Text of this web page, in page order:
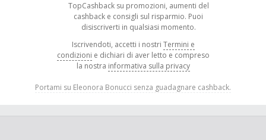
TopCashback su promozioni, aumenti del
cashback e consigli sul risparmio. Puoi
disiscriverti in qualsiasi momento.
Iscrivendoti, accetti i nostri Termini e
condizioni e dichiari di aver letto e compreso
la nostra informativa sulla privacy
Portami su Eleonora Bonucci senza guadagnare cashback.